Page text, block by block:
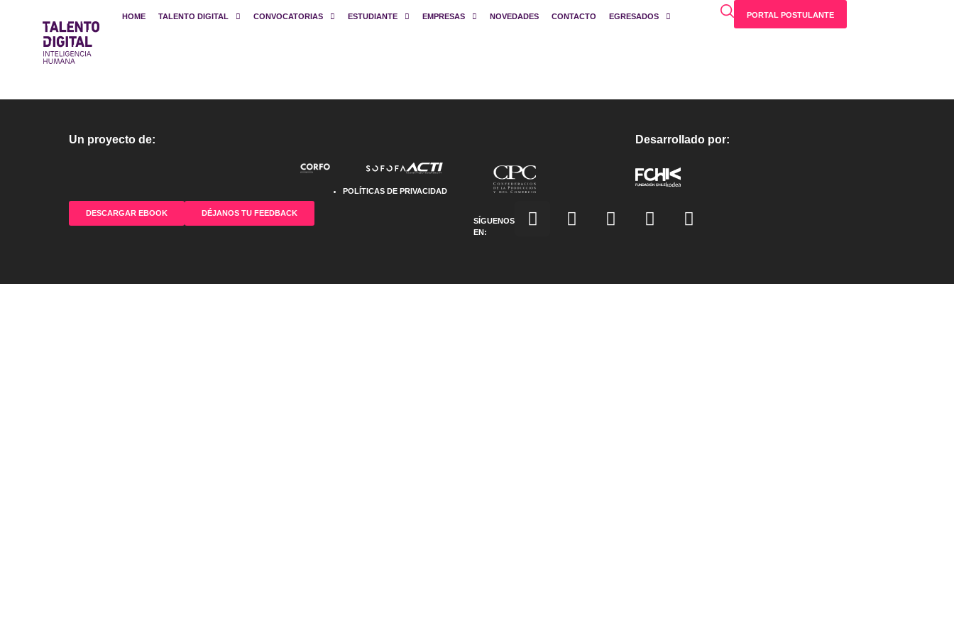
HOME TALENTO DIGITAL CONVOCATORIAS ESTUDIANTE EMPRESAS NOVEDADES CONTACTO EGRESADOS PORTAL POSTULANTE
Un proyecto de: Desarrollado por:
DESCARGAR EBOOK DÉJANOS TU FEEDBACK
POLÍTICAS DE PRIVACIDAD
SÍGUENOS
EN: